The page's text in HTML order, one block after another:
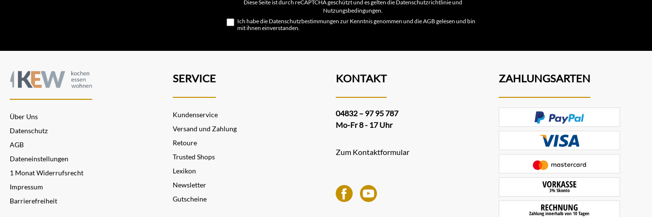
Diese Seite ist durch reCAPTCHA geschützt und es gelten die Datenschutzrichtlinieund
Nutzungsbedingungen
Ich habe die Datenschutzbestimmungen zur Kenntnis genommen und dieAGB gelesen und bin
mit ihnen einverstanden.
Über Uns
Datenschutz
AGB
Dateneinstellungen
1 Monat Widerrufsrecht
Impressum
Barrierefreiheit
SERVICE
Kundenservice
Versand und Zahlung
Retoure
Trusted Shops
Lexikon
Newsletter
Gutscheine
KONTAKT
04832 – 97 95 787
Mo-Fr 8 - 17 Uhr
Zum Kontaktformular
ZAHLUNGSARTEN